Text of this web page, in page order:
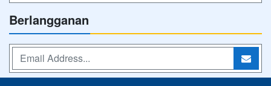
Berlangganan